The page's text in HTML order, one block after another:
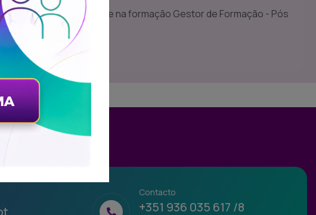
público que tem interesse na formação Gestor de Formação - Pós
Contacto
+351 936 035 617 /8